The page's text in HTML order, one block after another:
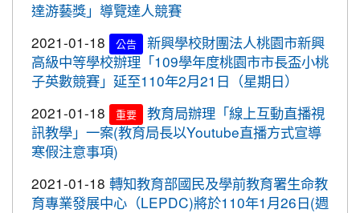
『Earthquake Disaster Drill』
2020-09-08
重要
車子在走，駕照要有。 交通部及
桃園市政府關心您！
2020-09-08
重要
停一下海闊天空，讓一下保百年
身。 交通部及桃園市政府關心您！
2020-09-08 重要
清晨夜晚穿亮衣，運動散步才放
心。 交通部與桃園市政府關心您！
2020-10-27
賀!
本校學生參加109年桃園市基層運
2020-10-21 賀!
恭喜本校六年六班花逸珊同學參加
「桃園市109學年度學生美術比賽」獲得繪畫類第三
名! 四年四班黃品憲同學獲得繪畫類佳作!
2020-10-05 賀!
本校學生參加109年新竹縣運動i台
灣社區羽球聯誼賽成績優異
市長盃滑輪溜冰錦標賽暨109年全民運動會代表隊選
拔賽成績優異
達游藝獎」導覽達人競賽
2021-01-18
公告
新興學校財團法人桃園市新興
高級中等學校辦理「109學年度桃園市市長盃小桃
子英數競賽」延至110年2月21日（星期日）
2021-01-18
重要
教育局辦理「線上互動直播視
訊教學」一案(教育局長以Youtube直播方式宣導
寒假注意事項)
2021-01-18 轉知教育部國民及學前教育署生命教
育專業發展中心（LEPDC)將於110年1月26日(週